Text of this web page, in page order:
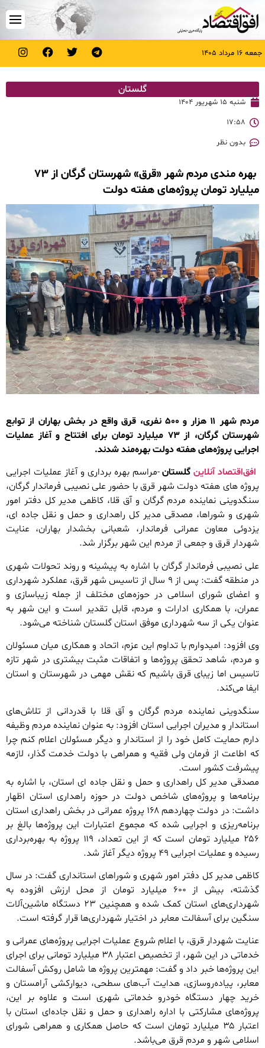
جمعه ۱۶ مرداد ۱۴۰۵
گلستان
شنبه ۱۵ شهریور ۱۴۰۴
۱۷:۵۸
بدون نظر
بهره مندی مردم شهر «قرق» شهرستان گرگان از ۷۳
میلیارد تومان پروژه‌های هفته دولت
مردم شهر ۱۱ هزار و ۵۰۰ نفری، قرق واقع در بخش بهاران از توابع
شهرستان گرگان، از ۷۳ میلیارد تومان برای افتتاح و آغاز عملیات
اجرایی پروژه‌های هفته دولت بهره‌مند شدند.
افق‌اقتصاد آنلاین گلستان-مراسم بهره برداری و آغاز عملیات اجرایی
پروژه های هفته دولت شهر قرق با حضور علی نصیبی فرماندار گرگان،
سنگدوینی نماینده مردم گرگان و آق قلا، کاظمی مدیر کل دفتر امور
شهری و شوراها، مصدقی مدیر کل راهداری و حمل و نقل جاده ای،
یزدوئی معاون عمرانی فرماندار، شعبانی بخشدار بهاران، عنایت
شهردار قرق و جمعی از مردم این شهر برگزار شد.
علی نصیبی فرماندار گرگان با اشاره به پیشینه و روند تحولات شهری
در منطقه گفت: پس از ۹ سال از تاسیس شهر قرق، عملکرد شهرداری
و اعضای شورای اسلامی در حوزه‌های مختلف از جمله زیباسازی و
عمران، با همکاری ادارات و مردم، قابل تقدیر است و این شهر به
عنوان یکی از سه شهرداری موفق استان گلستان شناخته می‌شود.
وی افزود: امیدوارم با تداوم این عزم، اتحاد و همکاری میان مسئولان
و مردم، شاهد تحقق پروژه‌ها و اتفاقات مثبت بیشتری در شهر تازه
تاسیس اما زیبای قرق باشیم که نقش مهمی در شهرستان و استان
ایفا می‌کند.
سنگدوینی نماینده مردم گرگان و آق قلا با قدردانی از تلاش‌های
استاندار و مدیران اجرایی استان افزود: به عنوان نماینده مردم وظیفه
دارم حمایت کامل خود را از استاندار و دیگر مسئولان اعلام کنم چرا
که اطاعت از فرمان ولی فقیه و همراهی با دولت خدمت گذار، لازمه
پیشرفت کشور است.
مصدقی مدیر کل راهداری و حمل و نقل جاده ای استان، با اشاره به
برنامه‌ها و پروژه‌های شاخص دولت در حوزه راهداری استان اظهار
داشت: در دولت چهاردهم ۱۶۸ پروژه عمرانی در بخش راهداری استان
برنامه‌ریزی و اجرایی شده که مجموع اعتبارات این پروژه‌ها بالغ بر
۲۵۶ میلیارد تومان است که از این تعداد، ۱۱۹ پروژه به بهره‌برداری
رسیده و عملیات اجرایی ۴۹ پروژه دیگر آغاز شد.
کاظمی مدیر کل دفتر امور شهری و شوراهای استانداری گفت: در سال
گذشته، بیش از ۶۰۰ میلیارد تومان از محل ارزش افزوده به
شهرداری‌های استان کمک شده و همچنین ۲۳ دستگاه ماشین‌آلات
سنگین برای آسفالت معابر در اختیار شهرداری‌ها قرار گرفته است. ‌
عنایت شهردار قرق، با اعلام شروع عملیات اجرایی پروژه‌های عمرانی و
خدماتی در این شهر، از تخصیص اعتبار ۳۸ میلیارد تومانی برای اجرای
این پروژه‌ها خبر داد و گفت: مهمترین پروژه ها شامل روکش آسفالت
معابر، پیاده‌روسازی، هدایت آب‌های سطحی، دیوارکشی آرامستان و
خرید چهار دستگاه خودرو خدماتی شهری است و علاوه بر این،
پروژه‌های مشارکتی با اداره راهداری و حمل و نقل جاده‌ای استان با
اعتبار ۳۵ میلیارد تومان است که حاصل همکاری و همراهی شورای
اسلامی شهر و مردم قرق می‌باشد.